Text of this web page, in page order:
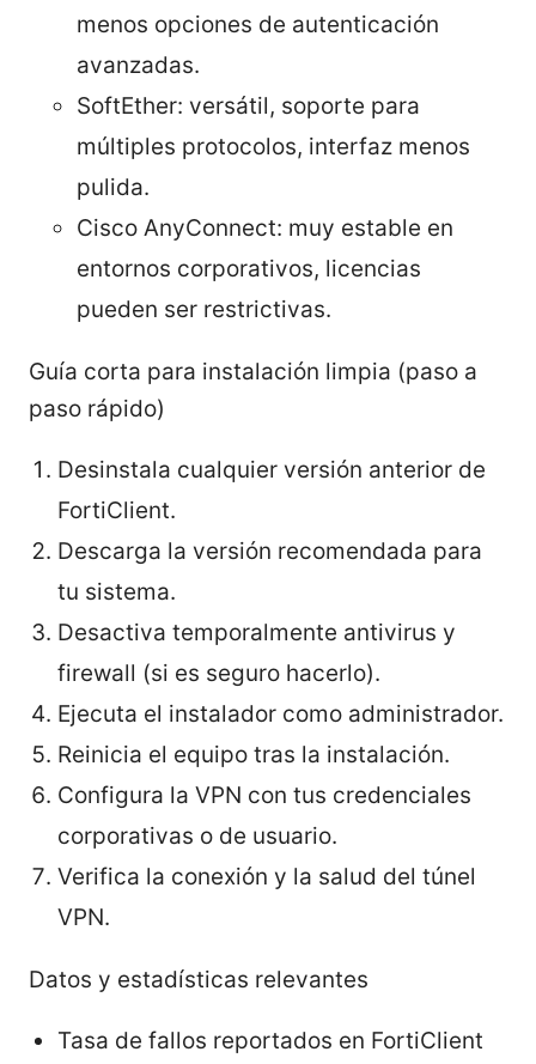
menos opciones de autenticación
avanzadas.
SoftEther: versátil, soporte para
múltiples protocolos, interfaz menos
pulida.
Cisco AnyConnect: muy estable en
entornos corporativos, licencias
pueden ser restrictivas.
Guía corta para instalación limpia (paso a
paso rápido)
Desinstala cualquier versión anterior de
FortiClient.
Descarga la versión recomendada para
tu sistema.
Desactiva temporalmente antivirus y
firewall (si es seguro hacerlo).
Ejecuta el instalador como administrador.
Reinicia el equipo tras la instalación.
Configura la VPN con tus credenciales
corporativas o de usuario.
Verifica la conexión y la salud del túnel
VPN.
Datos y estadísticas relevantes
Tasa de fallos reportados en FortiClient